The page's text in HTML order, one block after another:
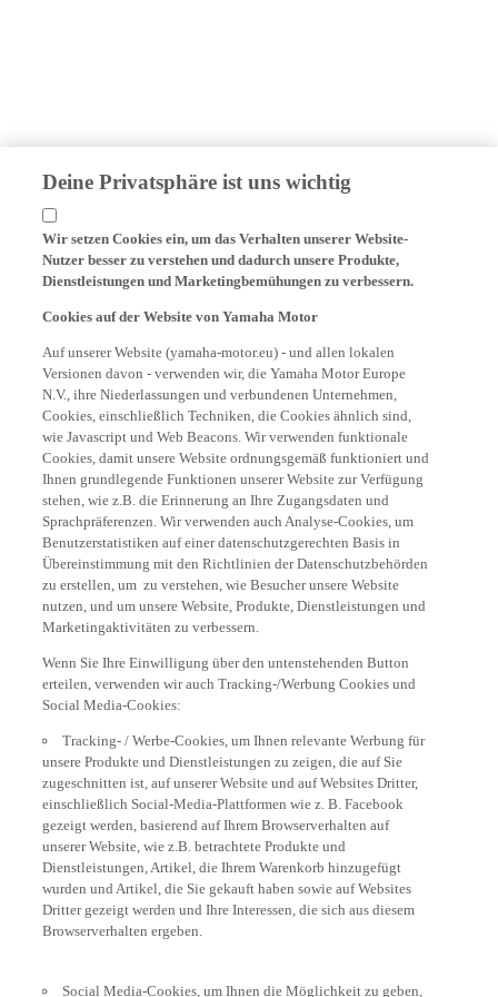
Deine Privatsphäre ist uns wichtig
Wir setzen Cookies ein, um das Verhalten unserer Website-
Nutzer besser zu verstehen und dadurch unsere Produkte,
Dienstleistungen und Marketingbemühungen zu verbessern.
Versionen davon - verwenden wir, die Yamaha Motor Europe
N.V., ihre Niederlassungen und verbundenen Unternehmen,
Cookies, einschließlich Techniken, die Cookies ähnlich sind,
wie Javascript und Web Beacons. Wir verwenden funktionale
Cookies, damit unsere Website ordnungsgemäß funktioniert und
Ihnen grundlegende Funktionen unserer Website zur Verfügung
stehen, wie z.B. die Erinnerung an Ihre Zugangsdaten und
Sprachpräferenzen. Wir verwenden auch Analyse-Cookies, um
Benutzerstatistiken auf einer datenschutzgerechten Basis in
Übereinstimmung mit den Richtlinien der Datenschutzbehörden
zu erstellen, um zu verstehen, wie Besucher unsere Website
nutzen, und um unsere Website, Produkte, Dienstleistungen und
Marketingaktivitäten zu verbessern.
erteilen, verwenden wir auch Tracking-/Werbung Cookies und
Social Media-Cookies:
unsere Produkte und Dienstleistungen zu zeigen, die auf Sie
zugeschnitten ist, auf unserer Website und auf Websites Dritter,
einschließlich Social-Media-Plattformen wie z. B. Facebook
gezeigt werden, basierend auf Ihrem Browserverhalten auf
unserer Website, wie z.B. betrachtete Produkte und
Dienstleistungen, Artikel, die Ihrem Warenkorb hinzugefügt
wurden und Artikel, die Sie gekauft haben sowie auf Websites
Dritter gezeigt werden und Ihre Interessen, die sich aus diesem
Browserverhalten ergeben.